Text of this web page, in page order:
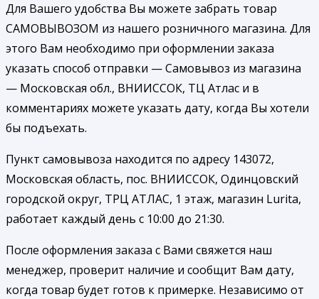
Для Вашего удобства Вы можете забрать товар
САМОВЫВОЗОМ из нашего розничного магазина. Для
этого Вам необходимо при оформлении заказа
указать способ отправки — Самовывоз из магазина
— Московская обл., ВНИИССОК, ТЦ Атлас и в
комментариях можете указать дату, когда Вы хотели
бы подъехать.
Пункт самовывоза находится по адресу 143072,
Московская область, пос. ВНИИССОК, Одинцовский
городской округ, ТРЦ АТЛАС, 1 этаж, магазин Lurita,
работает каждый день с 10:00 до 21:30.
После оформления заказа с Вами свяжется наш
менеджер, проверит наличие и сообщит Вам дату,
когда товар будет готов к примерке. Независимо от